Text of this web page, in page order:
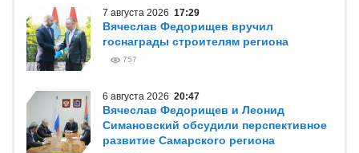
7 августа 2026 17:29
Вячеслав Федорищев вручил
госнаграды строителям региона
757
6 августа 2026 20:47
Вячеслав Федорищев и Леонид
Симановский обсудили перспективное
развитие Самарского региона